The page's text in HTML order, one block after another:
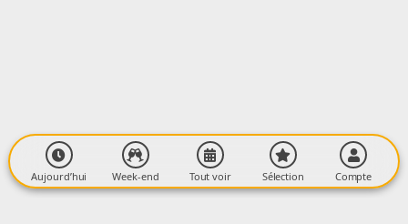
Aujourd’hui Week-end Tout voir Sélection Compte